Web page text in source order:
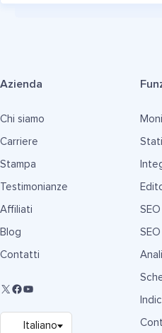
Azienda
Chi siamo
Carriere
Stampa
Testimonianze
Affiliati
Blog
Contatti